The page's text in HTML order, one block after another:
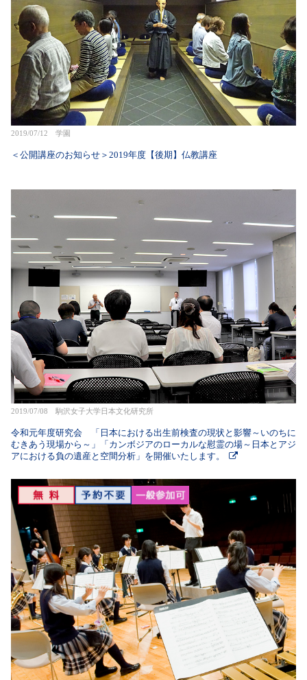
2019/07/12 学園
＜公開講座のお知らせ＞2019年度【後期】仏教講座
2019/07/08 駒沢女子大学日本文化研究所
令和元年度研究会 「日本における出生前検査の現状と影響～いのちに
むきあう現場から～」「カンボジアのローカルな慰霊の場～日本とアジ
アにおける負の遺産と空間分析」を開催いたします。